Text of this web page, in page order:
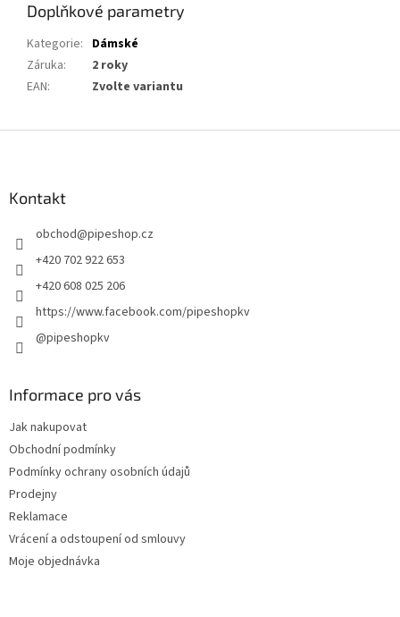
Doplňkové parametry
Kategorie: Dámské
Záruka:
2 roky
EAN: Zvolte variantu
Kontakt
obchod@pipeshop.cz
+420 702 922 653
+420 608 025 206
https://www.facebook.com/pipeshopkv
@pipeshopkv
Informace pro vás
Jak nakupovat
Obchodní podmínky
Podmínky ochrany osobních údajů
Prodejny
Reklamace
Vrácení a odstoupení od smlouvy
Moje objednávka